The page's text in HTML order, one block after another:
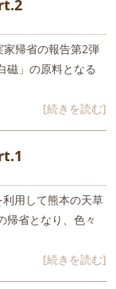
帰省の報告第2弾
磁」の原料となる
[続きを読む]
用して熊本の天草
帰省となり、色々
[続きを読む]